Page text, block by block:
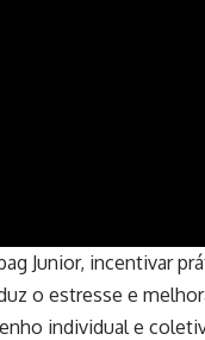
Junior, incentivar
o estresse e
individual e